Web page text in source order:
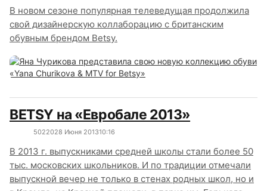
В новом сезоне популярная телеведущая продолжила
свой дизайнерскую коллаборацию с британским
обувным брендом Betsy.
BETSY на «Евробале 2013»
5022028 Июня 201310:16
В 2013 г. выпускниками средней школы стали более 50
тыс. московских школьников. И по традиции отмечали
выпускной вечер не только в стенах родных школ, но и